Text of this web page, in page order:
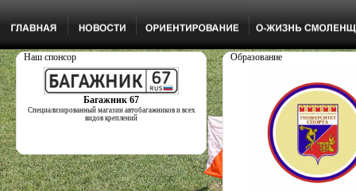
Наш спонсор
Багажник 67
Специализированный магазин автобагажников и всех
видов креплений
Образование